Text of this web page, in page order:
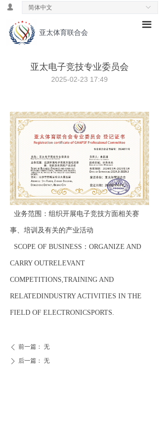
ꀅ
简体中文
넙
끀
首页
ꁕ主席致辞
ꁕ 专业委员会
ꄃ 新闻速递
ꄃ 公益活动
ꄃ 国际交流
ꁕ 国际教育
ꁕ 商务合作
证书查询
ꄃ亚太会员
亚太体育联合会
亚太电子竞技专业委员会
业务范围：组织开展电子竞技方面相关赛
事、培训及有关的产业活动
SCOPE OF BUSINESS：ORGANIZE AND
CARRY OUTRELEVANT
COMPETITIONS,TRAINING AND
RELATEDINDUSTRY ACTIVITIES IN THE
FIELD OF ELECTRONICSPORTS.
ꄴ 前一篇： 无
ꄲ 后一篇： 无
2025-02-23 17:49